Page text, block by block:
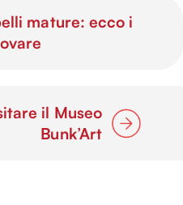
mature: ecco i
il Museo
Bunk’Art